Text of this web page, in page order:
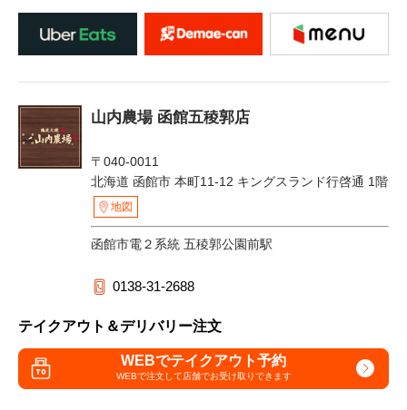
山内農場 函館五稜郭店
〒040-0011
北海道 函館市 本町11-12 キングスランド行啓通 1階
地図
函館市電２系統 五稜郭公園前駅
0138-31-2688
テイクアウト＆デリバリー注文
WEBでテイクアウト予約
WEBで注文して店舗でお受け取りできます